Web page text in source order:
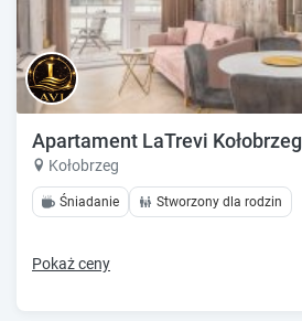
Apartament LaTrevi Kołobrzeg
Kołobrzeg
Śniadanie Stworzony dla rodzin
Pokaż ceny